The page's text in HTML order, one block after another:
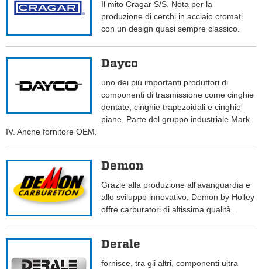
Il mito Cragar S/S. Nota per la
produzione di cerchi in acciaio cromati
con un design quasi sempre classico.
Dayco
uno dei più importanti produttori di
componenti di trasmissione come cinghie
dentate, cinghie trapezoidali e cinghie
piane. Parte del gruppo industriale Mark
IV. Anche fornitore OEM.
Demon
Grazie alla produzione all'avanguardia e
allo sviluppo innovativo, Demon by Holley
offre carburatori di altissima qualità..
Derale
fornisce, tra gli altri, componenti ultra